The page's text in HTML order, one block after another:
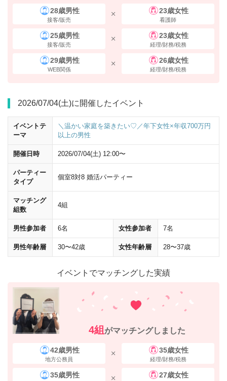
28歳男性
接客/販売
23歳女性
看護師
25歳男性
接客/販売
23歳女性
経理/財務/税務
29歳男性
WEB関係
26歳女性
経理/財務/税務
2026/07/04(土)に開催したイベント
イベントテ
ーマ
＼温かい家庭を築きたい♡／年下女性×年収700万円
以上の男性
開催日時 2026/07/04(土) 12:00〜
パーティー
タイプ
個室8対8 婚活パーティー
マッチング
組数
4組
男性参加者 6名 女性参加者 7名
男性年齢層 30〜42歳 女性年齢層 28〜37歳
イベントでマッチングした実績
4組 がマッチングしました
42歳男性
地方公務員
35歳女性
経理/財務/税務
35歳男性 27歳女性